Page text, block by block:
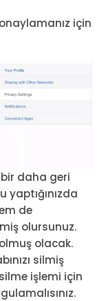
için
bir daha geri
yaptığınızda
de
olursunuz.
olacak.
silmiş
işlemi için